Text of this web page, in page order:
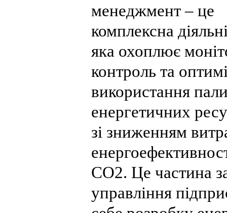
менеджмент – це
комплексна
яка охоплює
контроль та
використання
енергетичних
зі зниженням
CO2. Це частина
управління